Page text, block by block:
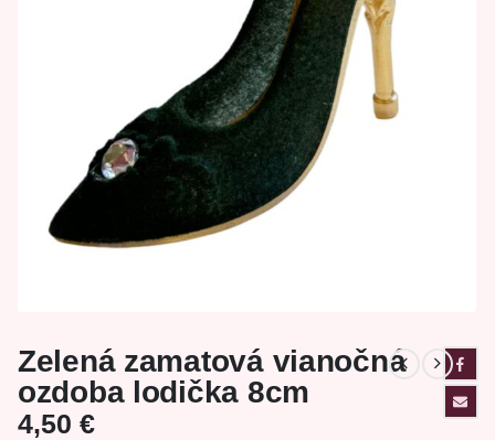
Zelená zamatová vianočná
ozdoba lodička 8cm
4,50 €